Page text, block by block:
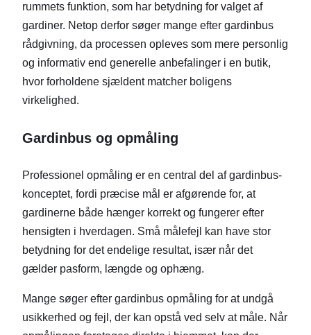
rummets funktion, som har betydning for valget af
gardiner. Netop derfor søger mange efter gardinbus
rådgivning, da processen opleves som mere personlig
og informativ end generelle anbefalinger i en butik,
hvor forholdene sjældent matcher boligens
virkelighed.
Gardinbus og opmåling
Professionel opmåling er en central del af gardinbus-
konceptet, fordi præcise mål er afgørende for, at
gardinerne både hænger korrekt og fungerer efter
hensigten i hverdagen. Små målefejl kan have stor
betydning for det endelige resultat, især når det
gælder pasform, længde og ophæng.
Mange søger efter gardinbus opmåling for at undgå
usikkerhed og fejl, der kan opstå ved selv at måle. Når